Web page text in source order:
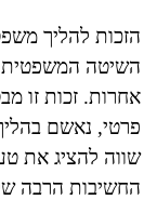
הזכות להליך
השיטה המשפטית
אחרות. זכות זו
פרטי, נאשם
שווה להציג את
החשיבות הרבה